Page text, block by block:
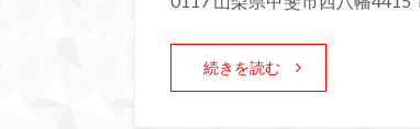
続きを読む